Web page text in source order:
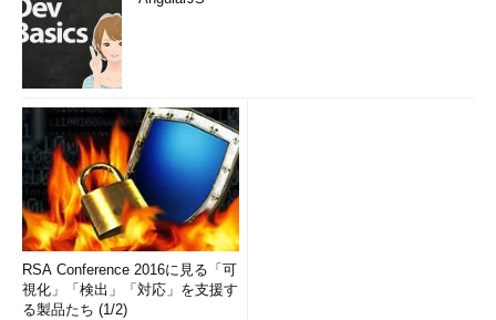
RSA Conference 2016に見る「可
視化」「検出」「対応」を支援す
る製品たち (1/2)